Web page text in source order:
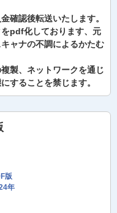
確認後転送いたします。
をpdf化しております、元
ャナの不調によるかたむ
製、ネットワークを通じ
することを禁じます。
版
年